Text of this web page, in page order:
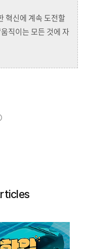
혁신에 계속 도전할
직이는 모든 것에 자